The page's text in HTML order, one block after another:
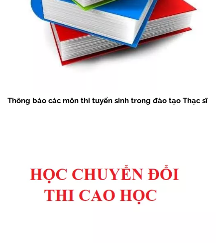
Thông báo các môn thi tuyển sinh trong đào tạo Thạc sĩ